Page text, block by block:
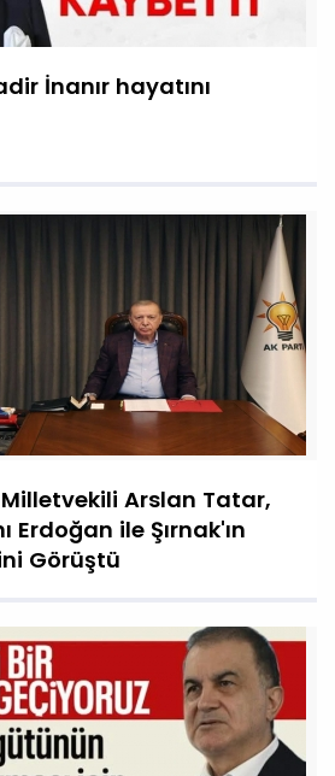
İnanır hayatını
Milletvekili Arslan Tatar,
Erdoğan ile Şırnak'ın
Görüştü